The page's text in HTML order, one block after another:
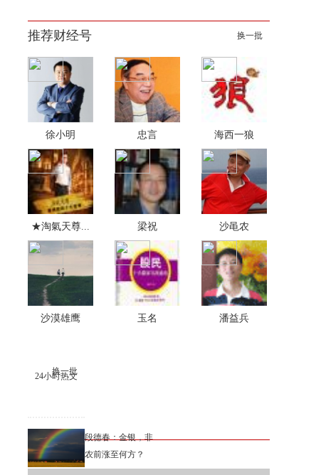
推荐财经号 换一批
徐小明 忠言 海西一狼
★淘氣天尊... 梁祝 沙黾农
沙漠雄鹰 玉名 潘益兵
24小时热文
换一批
段德春：金银，非
农前涨至何方？